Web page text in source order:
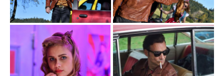
Příběh filmu Bourák se odehrává ve Šlukdorfu, imaginárním
městě na severu Čech, kde po revoluci zavřeli všechny
fabriky a místo nich se vyrojily nonstop herny, kasina a
šlapky. V jednom z těch nonstopů s automaty pro zoufalce
pracuje i osmnáctiletá Kamila, která už má života ve městě,
kde chcípnul pes, plné zuby. A ještě víc ji štve vlastní rodina.